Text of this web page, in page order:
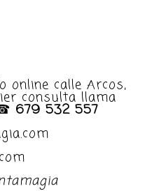
online calle Arcos,
consulta llama
679 532 557